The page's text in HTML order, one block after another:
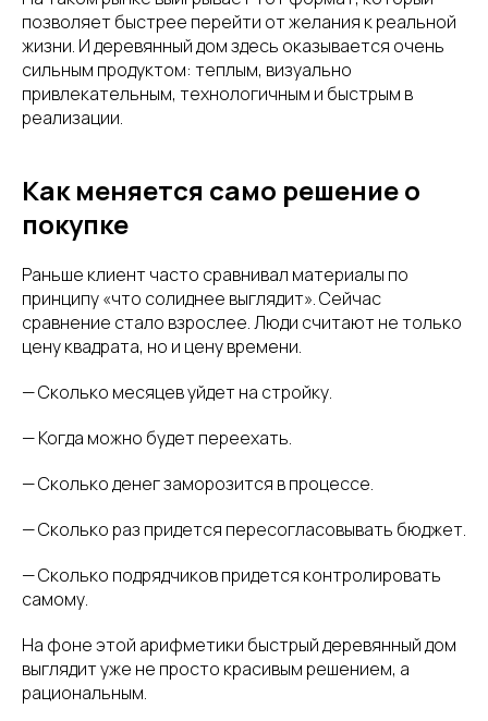
позволяет быстрее перейти от желания к реальной
жизни. И деревянный дом здесь оказывается очень
сильным продуктом: теплым, визуально
привлекательным, технологичным и быстрым в
реализации.
Как меняется само решение о
покупке
Раньше клиент часто сравнивал материалы по
принципу «что солиднее выглядит». Сейчас
сравнение стало взрослее. Люди считают не только
цену квадрата, но и цену времени.
— Сколько месяцев уйдет на стройку.
— Когда можно будет переехать.
— Сколько денег заморозится в процессе.
— Сколько раз придется пересогласовывать бюджет.
— Сколько подрядчиков придется контролировать
самому.
На фоне этой арифметики быстрый деревянный дом
выглядит уже не просто красивым решением, а
рациональным.